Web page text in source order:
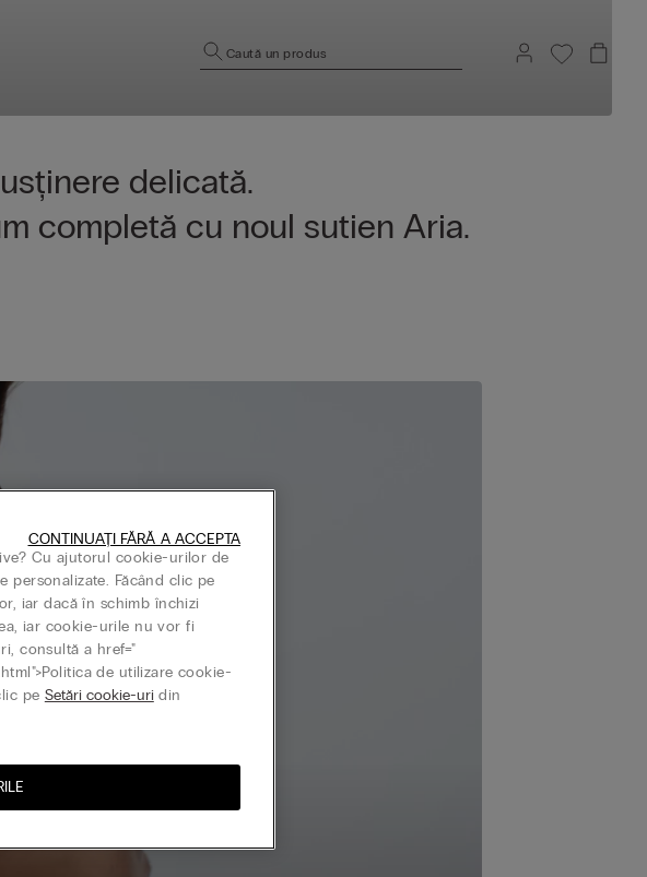
Caută un produs
delicată.
completă cu noul sutien Aria.
Cu ajutorul cookie-urilor de
Făcând clic pe
iar dacă în schimb închizi
iar cookie-urile nu vor fi
consultă a href="
de utilizare cookie-
pe Setări cookie-uridin
CONTINUAȚI FĂRĂ A ACCEPTA